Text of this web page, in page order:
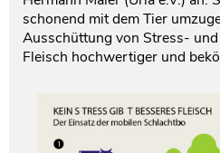
schonend mit dem Tier
Ausschüttung von Stress-
Fleisch hochwertiger und